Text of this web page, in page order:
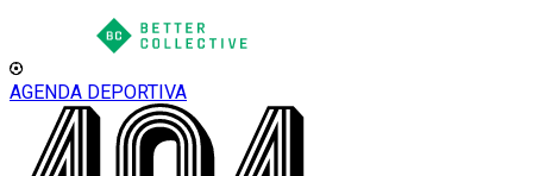
AGENDA DEPORTIVA